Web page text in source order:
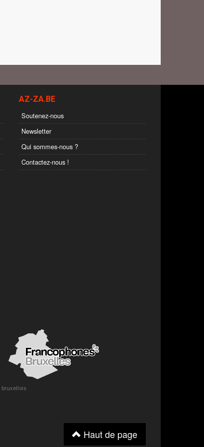
AZ-ZA.BE
Soutenez-nous
Newsletter
Qui sommes-nous ?
Contactez-nous !
bruxellois
Haut de page